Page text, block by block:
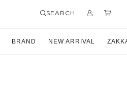
SEARCH
BRAND NEW ARRIVAL